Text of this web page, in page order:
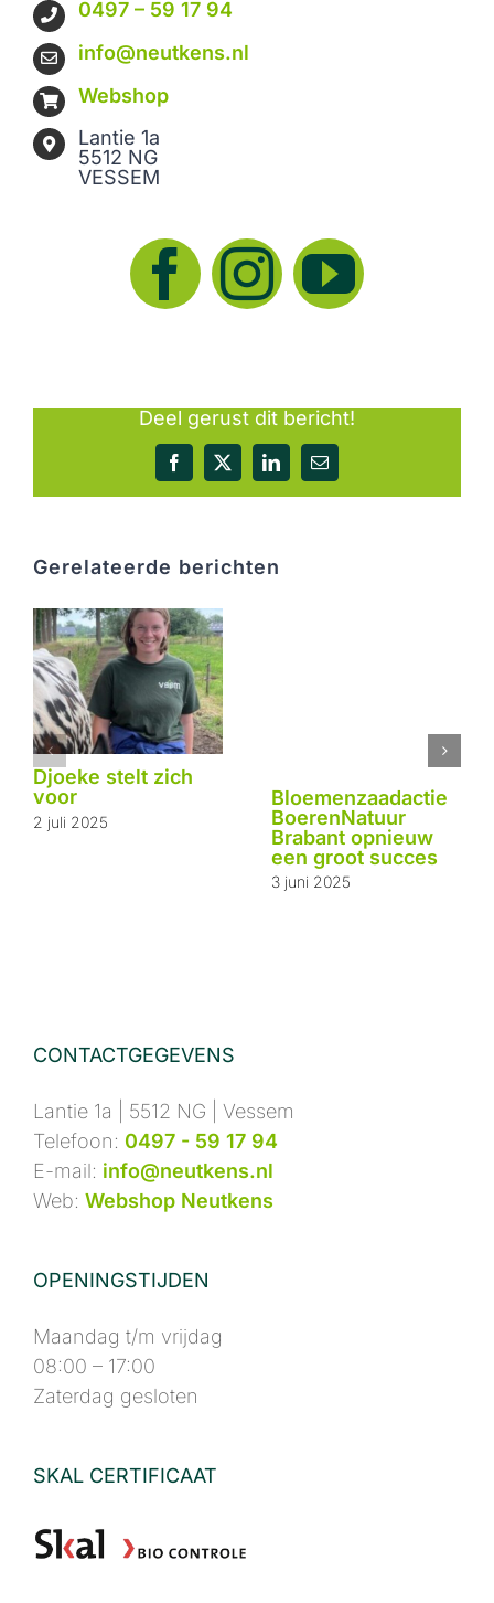
0497 – 59 17 94
info@neutkens.nl
Webshop
Lantie 1a
5512 NG
VESSEM
Deel gerust dit bericht!
Facebook
X LinkedIn
E-
Gerelateerde berichten
Djoeke stelt zich
voor
2 juli 2025
Bloemenzaadactie
BoerenNatuur
Brabant opnieuw
een groot succes
3 juni 2025
CONTACTGEGEVENS
Lantie 1a | 5512 NG | Vessem
Telefoon: 0497 - 59 17 94
E-mail: info@neutkens.nl
Web: Webshop Neutkens
OPENINGSTIJDEN
Maandag t/m vrijdag
08:00 – 17:00
Zaterdag gesloten
SKAL CERTIFICAAT